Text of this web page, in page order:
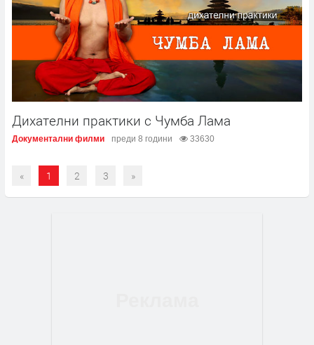
Дихателни практики с Чумба Лама
Документални филми преди 8 години 33630
« 1 2 3 »